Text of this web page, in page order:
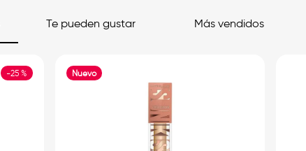
Te pueden gustar Más vendidos
-25 % Nuevo